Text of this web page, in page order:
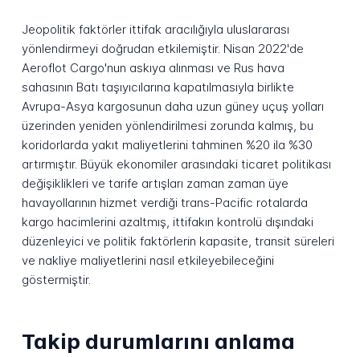
Jeopolitik faktörler ittifak aracılığıyla uluslararası
yönlendirmeyi doğrudan etkilemiştir. Nisan 2022'de
Aeroflot Cargo'nun askıya alınması ve Rus hava
sahasının Batı taşıyıcılarına kapatılmasıyla birlikte
Avrupa-Asya kargosunun daha uzun güney uçuş yolları
üzerinden yeniden yönlendirilmesi zorunda kalmış, bu
koridorlarda yakıt maliyetlerini tahminen %20 ila %30
artırmıştır. Büyük ekonomiler arasındaki ticaret politikası
değişiklikleri ve tarife artışları zaman zaman üye
havayollarının hizmet verdiği trans-Pacific rotalarda
kargo hacimlerini azaltmış, ittifakın kontrolü dışındaki
düzenleyici ve politik faktörlerin kapasite, transit süreleri
ve nakliye maliyetlerini nasıl etkileyebileceğini
göstermiştir.
Takip durumlarını anlama